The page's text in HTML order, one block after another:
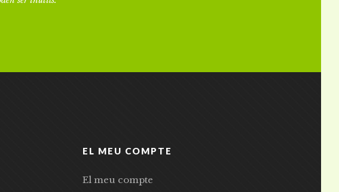
EL MEU COMPTE
El meu compte